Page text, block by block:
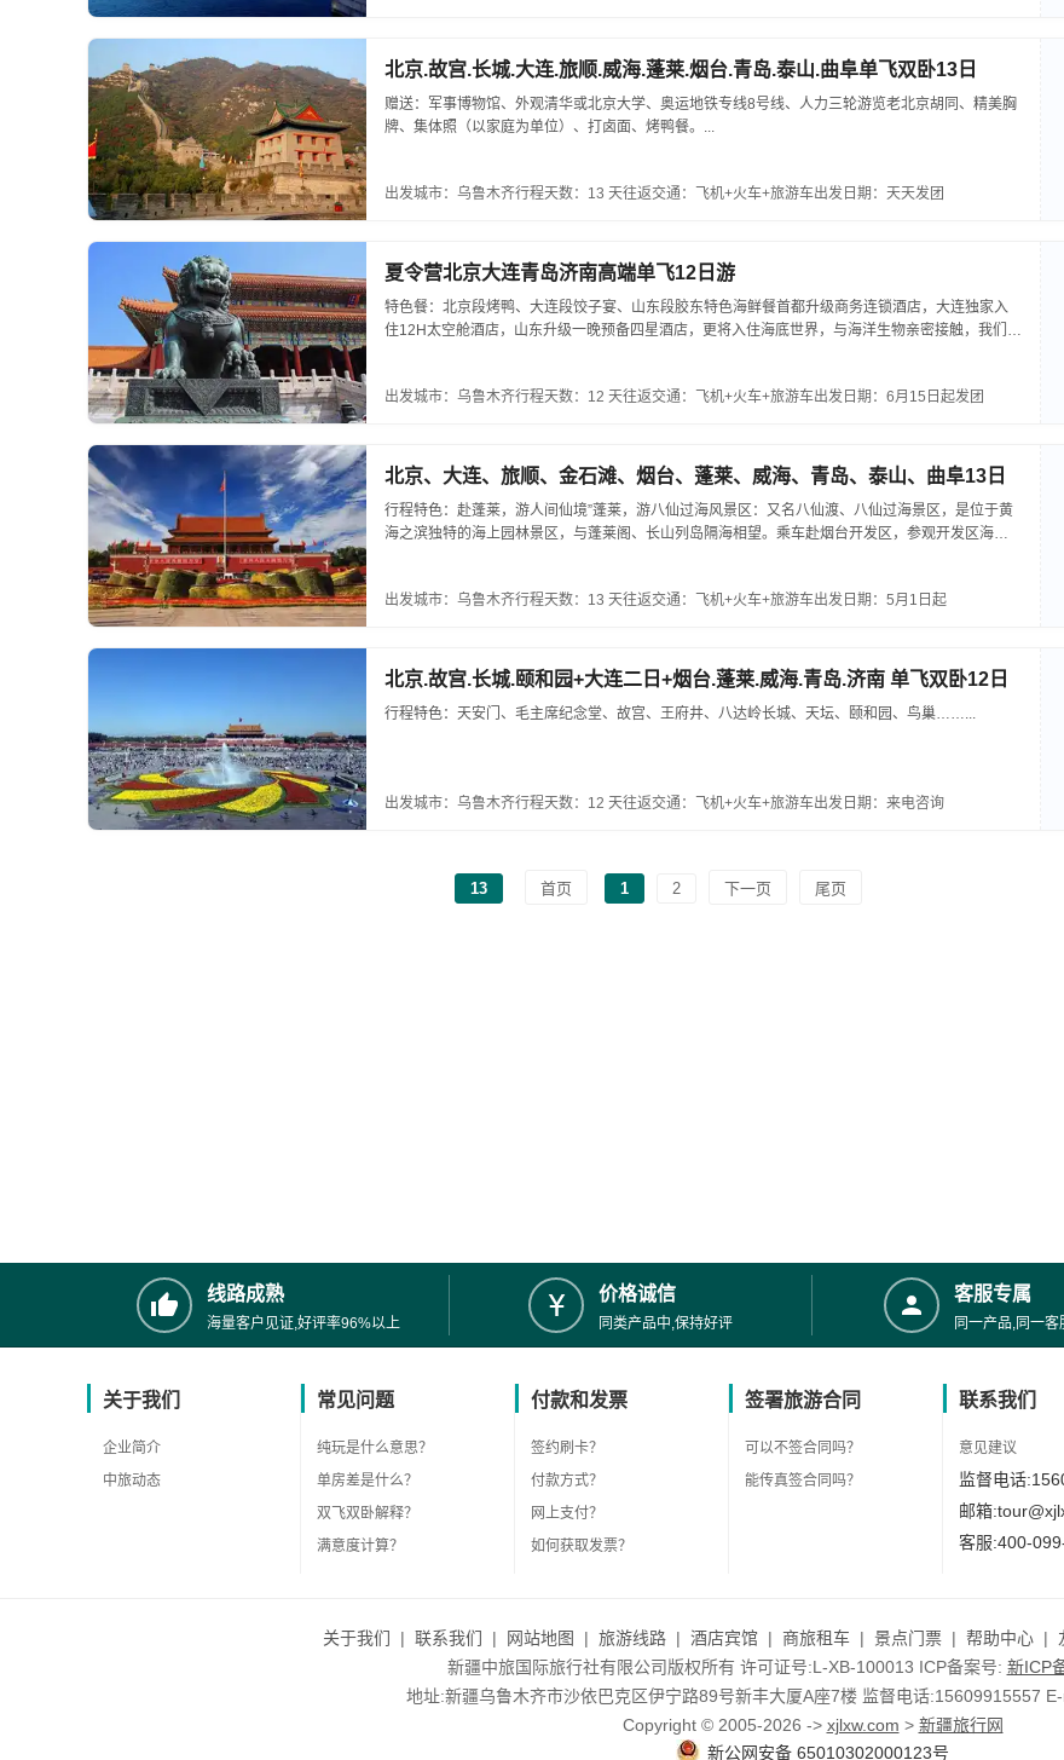
北京.故宫.长城.大连.旅顺.威海.蓬莱.烟台.青岛.泰山.曲阜单飞双卧13日
赠送：军事博物馆、外观清华或北京大学、奥运地铁专线8号线、人力三轮游览老北京胡同、精美胸
牌、集体照（以家庭为单位）、打卤面、烤鸭餐。...
出发城市：乌鲁木齐行程天数：13 天往返交通：飞机+火车+旅游车出发日期：天天发团
夏令营北京大连青岛济南高端单飞12日游
特色餐：北京段烤鸭、大连段饺子宴、山东段胶东特色海鲜餐首都升级商务连锁酒店，大连独家入
住12H太空舱酒店，山东升级一晚预备四星酒店，更将入住海底世界，与海洋生物亲密接触，我们将
出发城市：乌鲁木齐行程天数：12 天往返交通：飞机+火车+旅游车出发日期：6月15日起发团
北京、大连、旅顺、金石滩、烟台、蓬莱、威海、青岛、泰山、曲阜13日
行程特色：赴蓬莱，游人间仙境”蓬莱，游八仙过海风景区：又名八仙渡、八仙过海景区，是位于黄
海之滨独特的海上园林景区，与蓬莱阁、长山列岛隔海相望。乘车赴烟台开发区，参观开发区海研
出发城市：乌鲁木齐行程天数：13 天往返交通：飞机+火车+旅游车出发日期：5月1日起
北京.故宫.长城.颐和园+大连二日+烟台.蓬莱.威海.青岛.济南 单飞双卧12日
行程特色：天安门、毛主席纪念堂、故宫、王府井、八达岭长城、天坛、颐和园、鸟巢……...
出发城市：乌鲁木齐行程天数：12 天往返交通：飞机+火车+旅游车出发日期：来电咨询
13 首页 1 2 下一页 尾页
线路成熟
海量客户见证,好评率96%以上
价格诚信
同类产品中,保持好评
客服专属
同一产品,同一客
关于我们
企业简介
中旅动态
常见问题
纯玩是什么意思？
单房差是什么？
双飞双卧解释？
满意度计算？
付款和发票
签约刷卡？
付款方式？
网上支付？
如何获取发票？
签署旅游合同
可以不签合同吗？
能传真签合同吗？
联系我们
意见建议
监督电话
邮箱
客服:400-
关于我们 | 联系我们 | 网站地图 | 旅游线路 | 酒店宾馆 | 商旅租车 | 景点门票 | 帮助中心 |
新疆中旅国际旅行社有限公司版权所有 许可证号:L-XB-100013 ICP备案号: 新ICP
地址:新疆乌鲁木齐市沙依巴克区伊宁路89号新丰大厦A座7楼 监督电话:15609915557
Copyright © 2005-2026 -> xjlxw.com > 新疆旅行网
新公网安备 65010302000123号